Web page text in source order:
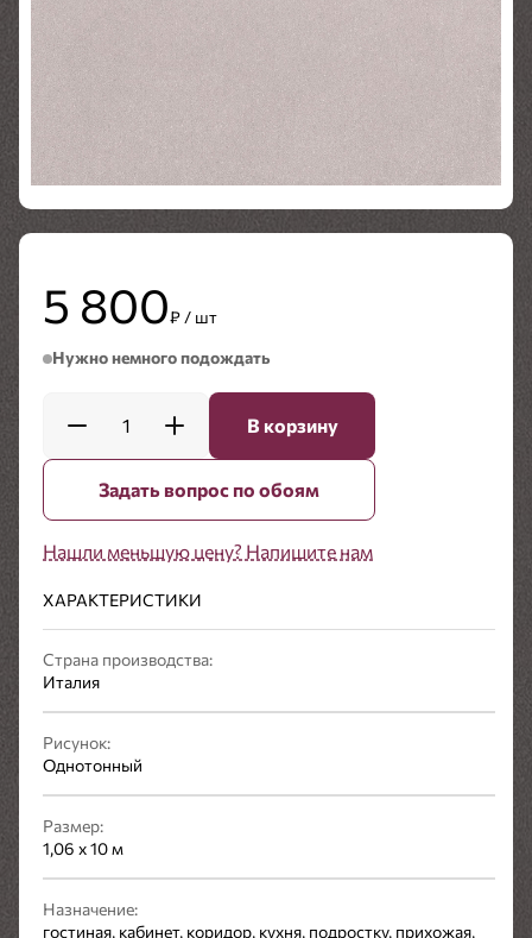
5 800₽ / шт
Нужно немного подождать
1 В корзину
Задать вопрос по обоям
Нашли меньшую цену? Напишите нам
ХАРАКТЕРИСТИКИ
Страна производства:
Италия
Рисунок:
Однотонный
Размер:
1,06 х 10 м
Назначение:
гостиная, кабинет, коридор, кухня, подростку, прихожая,